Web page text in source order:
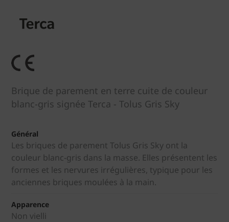
Brique de parement en terre cuite de couleur
blanc-gris signée Terca - Tolus Gris Sky
Général
Les briques de parement Tolus Gris Sky ont la
couleur blanc-gris dans la masse. Elles présentent les
formes et les nervures irrégulières, typique pour les
anciennes briques moulées à la main.
Apparence
Non vielli